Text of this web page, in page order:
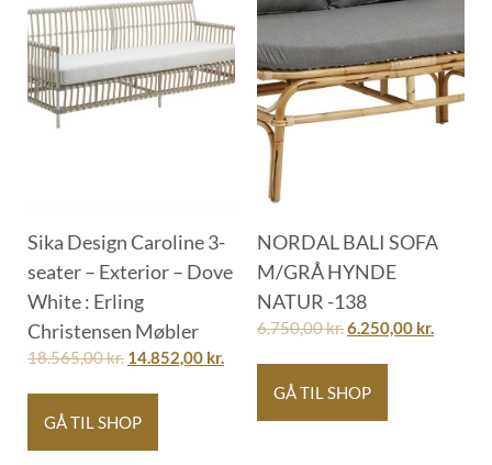
Sika Design Caroline 3-
seater – Exterior – Dove
White : Erling
Christensen Møbler
18.565,00kr. 14.852,00 kr.
GÅ TIL SHOP
NORDAL BALI SOFA
M/GRÅ HYNDE
NATUR -138
6.750,00kr.6.250,00 kr.
GÅ TIL SHOP